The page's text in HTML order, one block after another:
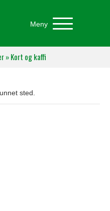
Meny
»Kort og kaffi
sted.